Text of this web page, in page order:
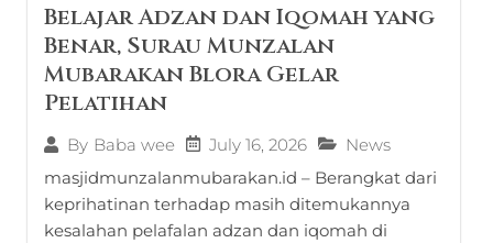
Belajar Adzan dan Iqomah yang
Benar, Surau Munzalan
Mubarakan Blora Gelar
Pelatihan
By Baba wee July 16, 2026
News
masjidmunzalanmubarakan.id – Berangkat dari
keprihatinan terhadap masih ditemukannya
kesalahan pelafalan adzan dan iqomah di